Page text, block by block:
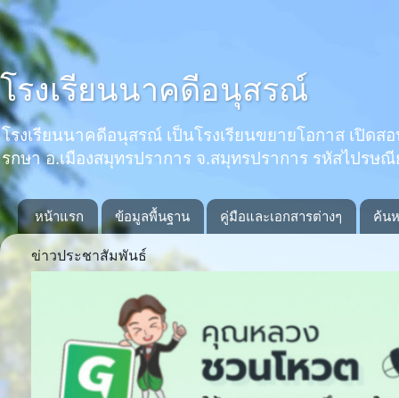
โรงเรียนนาคดีอนุสรณ์
โรงเรียนนาคดีอนุสรณ์ เป็นโรงเรียนขยายโอกาส เปิ
รกษา อ.เมืองสมุทรปราการ จ.สมุทรปราการ รหัสไปรษ
หน้าแรก ข้อมูลพื้นฐาน คู่มือและเอกสารต่างๆ ค้น
ข่าวประชาสัมพันธ์
Previous